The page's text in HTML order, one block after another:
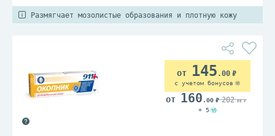
Размягчает мозолистые образования и плотную кожу
145 .00
с учетом бонусов
160 .00 202.00
+ 5